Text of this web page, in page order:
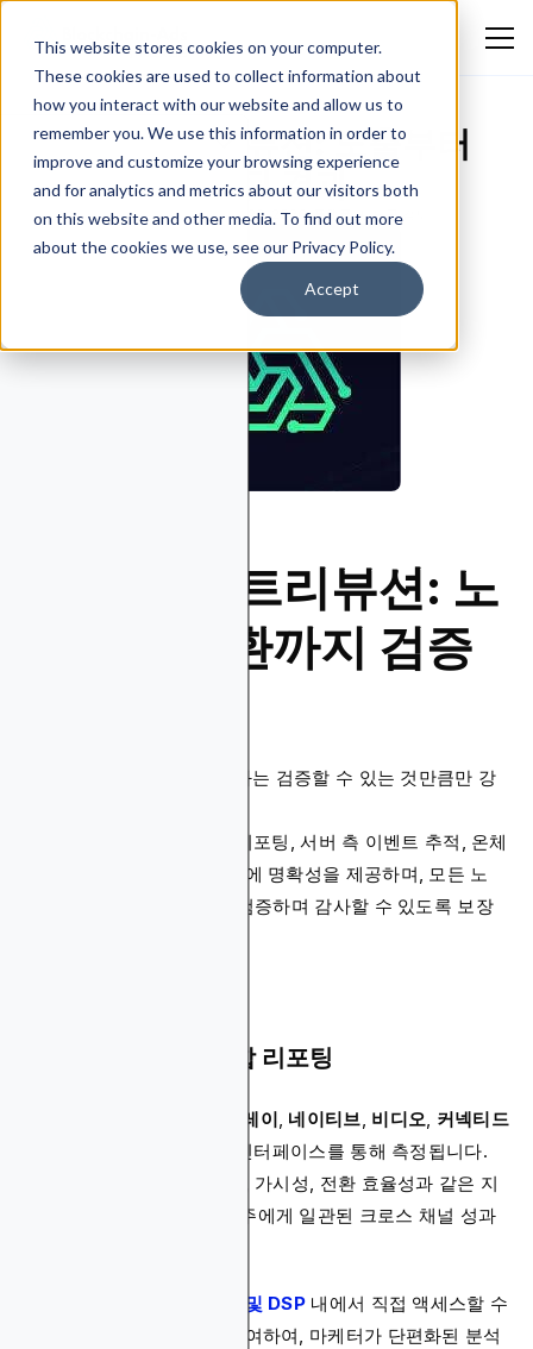
This website stores cookies on your computer.
These cookies are used to collect information about
how you interact with our website and allow us to
remember you. We use this information in order to
improve and customize your browsing experience
and for analytics and metrics about our visitors both
on this website and other media. To find out more
about the cookies we use, see our Privacy Policy.
Accept
측정 및 어트리뷰션: 노출부터
전환까지 검증된 결과
Blockchain-Ads July 23, 2026 플랫폼 및 도구 검토
측정 및 어트리뷰션: 노
출부터 전환까지 검증
프로그래매틱 광고에서 성과는 검증할 수 있는 것만큼만 강
는 통합 리포팅, 서버 측 이벤트 추적, 온체
인 확인을 통해 디지털 측정에 명확성을 제공하며, 모든 노
출, 클릭, 전환을 추적하고 검증하며 감사할 수 있도록 보장
퍼널 전체에 걸친 통합 리포팅
디스플레이 네이티브 비디오 커넥티드
)는 단일 리포팅 인터페이스를 통해 측정됩니다.
주목률, 참여 사용자당 비용, 가시성, 전환 효율성과 같은 지
표가 나란히 표시되어 광고주에게 일관된 크로스 채널 성과
광고 네트워크 및 DSP 내에서 직접 액세스할 수
있는 통합 분석 레이어에 기여하여, 마케터가 단편화된 분석